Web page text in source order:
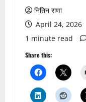
नितिन राणा
April 24, 2026
1 minute read
Share this: